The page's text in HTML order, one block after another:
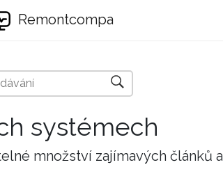
Remontcompa
systémech
množství zajímavých článků